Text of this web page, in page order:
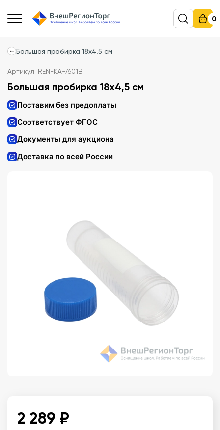
0
Большая пробирка 18х4,5 см
Артикул: REN-KA-7601B
Большая пробирка 18х4,5 см
Поставим без предоплаты
Соответствует ФГОС
Документы для аукциона
Доставка по всей России
2 289 ₽